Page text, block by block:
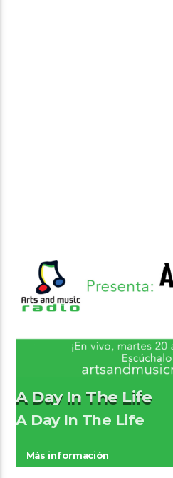
A Day In The Life
A Day In The Life
Más información